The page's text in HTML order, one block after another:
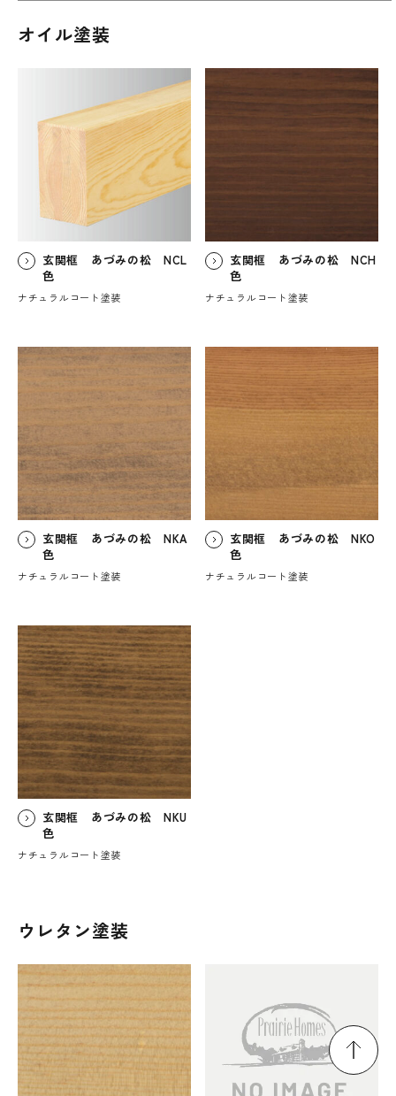
オイル塗装
玄関框 あづみの松 NCL
色
ナチュラルコート塗装
玄関框 あづみの松 NCH
色
ナチュラルコート塗装
玄関框 あづみの松 NKA
色
ナチュラルコート塗装
玄関框 あづみの松 NKO
色
ナチュラルコート塗装
玄関框 あづみの松 NKU
色
ナチュラルコート塗装
ウレタン塗装